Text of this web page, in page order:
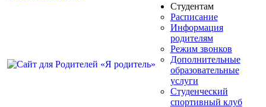
Студентам
Расписание
Информация
родителям
Режим звонков
Дополнительные
образовательные
услуги
Студенческий
спортивный клуб